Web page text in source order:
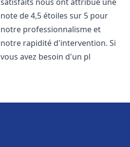
note de 4,5 étoiles sur 5 pour
notre professionnalisme et
notre rapidité d'intervention. Si
vous avez besoin d'un pl